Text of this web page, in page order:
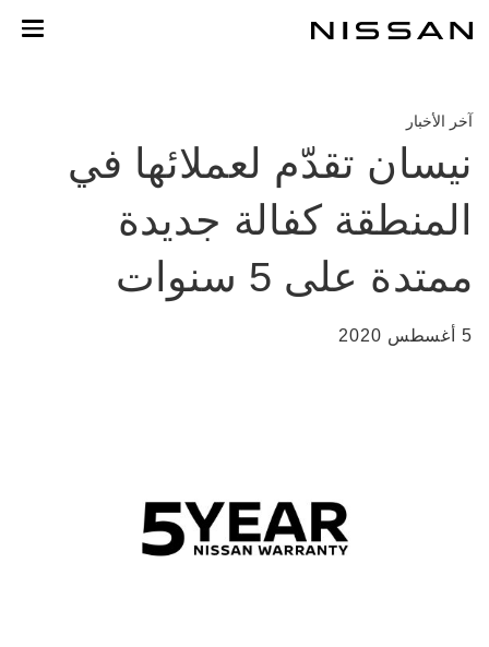
المحتوى
آخر الأخبار
نيسان تقدّم لعملائها في
المنطقة كفالة جديدة
ممتدة على 5 سنوات
5 أغسطس 2020